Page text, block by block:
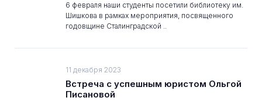
6 февраля наши студенты посетили библиотеку им.
Шишкова в рамках мероприятия, посвященного
годовщине Сталинградской ..
11 декабря 2023
Встреча с успешным юристом Ольгой
Писановой